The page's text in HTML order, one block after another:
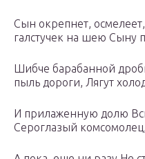
Сын окрепнет,
галстучек на шею Сыну
Шибче барабанной
пыль дороги, Лягут
И прилаженную долю
Сероглазый